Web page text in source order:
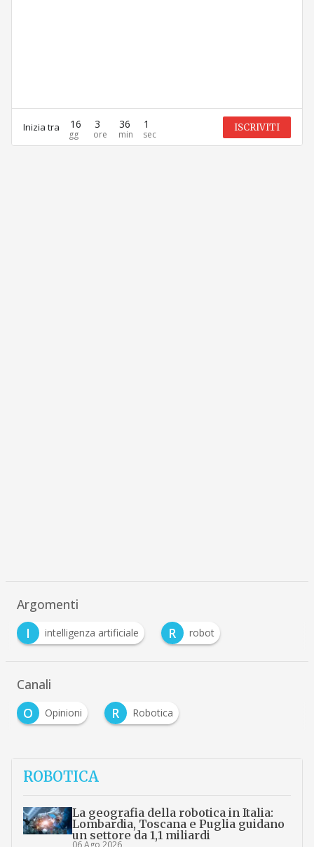
Inizia tra 16 3 36 1 ISCRIVITI
Argomenti
I
intelligenza artificiale R robot
Canali
O
Opinioni R Robotica
ROBOTICA
La geografia della robotica in Italia:
Lombardia, Toscana e Puglia guidano
un settore da 1,1 miliardi
06 Ago 2026